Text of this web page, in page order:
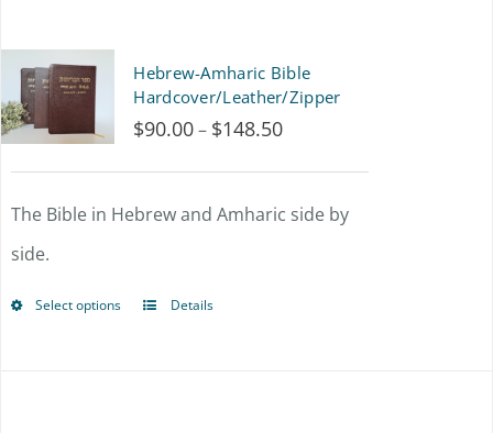
Hebrew-Amharic Bible
Hardcover/Leather/Zipper
$90.00– $148.50Price
range:
$90.00
The Bible in Hebrew and Amharic side by
side.
Select options
ThisDetails